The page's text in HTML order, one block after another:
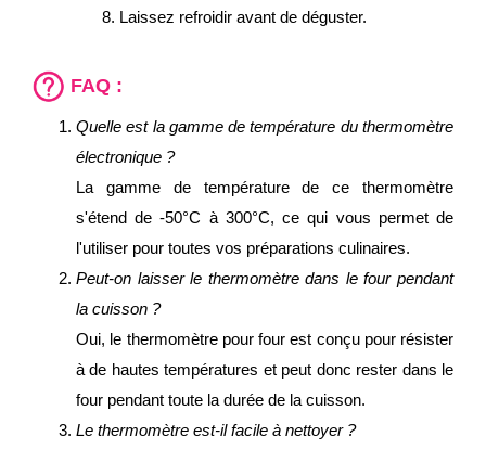
Laissez refroidir avant de déguster.
FAQ :
Quelle est la gamme de température du thermomètre
électronique ?
La gamme de température de ce thermomètre
s'étend de -50°C à 300°C, ce qui vous permet de
l'utiliser pour toutes vos préparations culinaires.
Peut-on laisser le thermomètre dans le four pendant
la cuisson ?
Oui, le thermomètre pour four est conçu pour résister
à de hautes températures et peut donc rester dans le
four pendant toute la durée de la cuisson.
Le thermomètre est-il facile à nettoyer ?